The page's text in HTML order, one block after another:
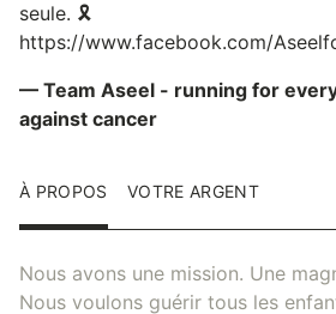
seule. 🎗️
https://www.facebook.com/
— Team Aseel - running for
against cancer
À PROPOS VOTRE ARGENT
Nous avons une mission. Une
Nous voulons guérir tous les